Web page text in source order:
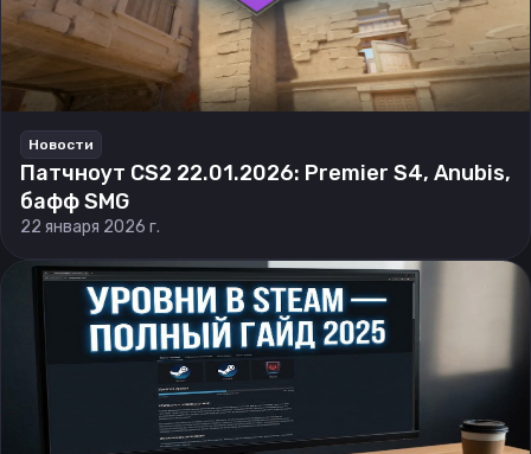
Новости
Патчноут CS2 22.01.2026: Premier S4, Anubis,
бафф SMG
22 января 2026 г.